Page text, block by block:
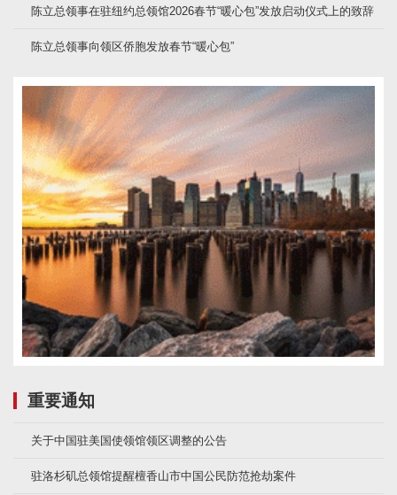
陈立总领事在驻纽约总领馆2026春节“暖心包”发放启动仪式上的致辞
陈立总领事向领区侨胞发放春节“暖心包”
重要通知
关于中国驻美国使领馆领区调整的公告
驻洛杉矶总领馆提醒檀香山市中国公民防范抢劫案件